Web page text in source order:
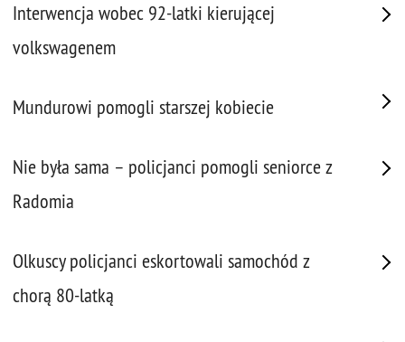
Interwencja wobec 92-latki kierującej
volkswagenem
Mundurowi pomogli starszej kobiecie
Nie była sama – policjanci pomogli seniorce z
Radomia
Olkuscy policjanci eskortowali samochód z
chorą 80-latką